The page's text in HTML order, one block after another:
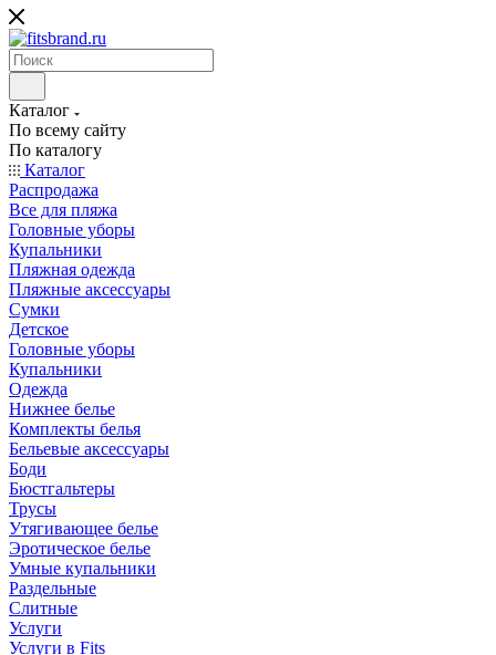
Каталог
По всему сайту
По каталогу
Каталог
Распродажа
Все для пляжа
Головные уборы
Купальники
Пляжная одежда
Пляжные аксессуары
Сумки
Детское
Головные уборы
Купальники
Одежда
Нижнее белье
Комплекты белья
Бельевые аксессуары
Боди
Бюстгальтеры
Трусы
Утягивающее белье
Эротическое белье
Умные купальники
Раздельные
Слитные
Услуги
Услуги в Fits